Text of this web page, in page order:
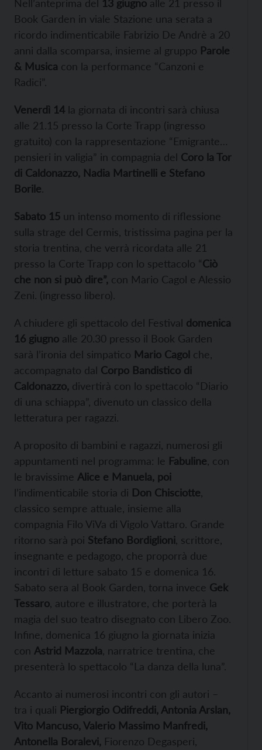
Nell’anteprima del 13 giugno alle 21 presso il
Book Garden in viale Stazione una serata a
ricordo indimenticabile Fabrizio De Andrè a 20
anni dalla scomparsa, insieme al gruppo Parole
& Musica con la performance “Canzoni e
Radici”.
Venerdì 14 la giornata di incontri sarà chiusa
alle 21.15 presso la Corte Trapp (ingresso
gratuito) con la rappresentazione “Emigrante…
pensieri in valigia” in compagnia del Coro la Tor
di Caldonazzo, Nadia Martinelli e Stefano
Borile.
Sabato 15 un intenso momento di riflessione
sulla strage del Cermis, tristissima pagina per la
storia trentina, che verrà ricordata alle 21
presso la Corte Trapp con lo spettacolo “Ciò
che non si può dire”, con Mario Cagol e Alessio
Zeni. (ingresso libero).
A chiudere gli spettacolo del Festival domenica
16 giugno alle 20.30 presso il Book Garden
sarà l’ironia del simpatico Mario Cagol che,
accompagnato dal Corpo Bandistico di
Caldonazzo, divertirà con lo spettacolo “Diario
di una schiappa”, divenuto un classico della
letteratura per ragazzi.
A proposito di bambini e ragazzi, numerosi gli
appuntamenti nel programma: le Fabuline , con
le bravissime Alice e Manuela, poi
l’indimenticabile storia di Don Chisciotte
classico sempre attuale, insieme alla
compagnia Filo ViVa di Vigolo Vattaro. Grande
ritorno sarà poi Stefano Bordiglioni , scrittore,
insegnante e pedagogo, che proporrà due
incontri di letture sabato 15 e domenica 16.
Sabato sera al Book Garden, torna invece Gek
Tessaro , autore e illustratore, che porterà la
magia del suo teatro disegnato con Libero Zoo.
Infine, domenica 16 giugno la giornata inizia
con Astrid Mazzola , narratrice trentina, che
presenterà lo spettacolo “La danza della luna”.
Accanto ai numerosi incontri con gli autori –
tra i quali Piergiorgio Odifreddi, Antonia Arslan,
Vito Mancuso, Valerio Massimo Manfredi,
Antonella Boralevi, Fiorenzo Degasperi,